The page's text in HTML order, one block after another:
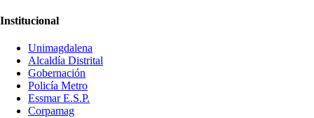
Institucional
Unimagdalena
Alcaldía Distrital
Gobernación
Policía Metro
Essmar E.S.P.
Corpamag